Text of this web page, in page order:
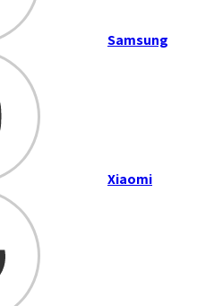
Samsung
Xiaomi